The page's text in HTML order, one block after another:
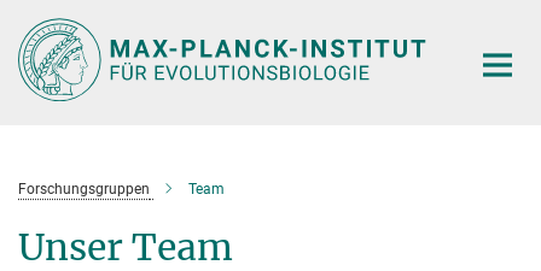
Hauptinhalt
Forschungsgruppen Team
Unser Team